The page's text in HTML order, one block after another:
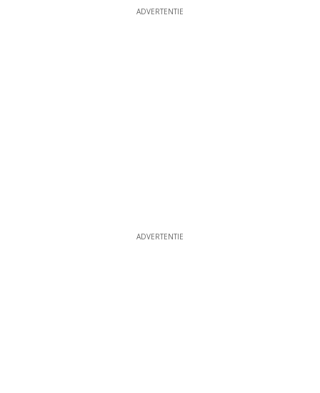
ADVERTENTIE
ADVERTENTIE